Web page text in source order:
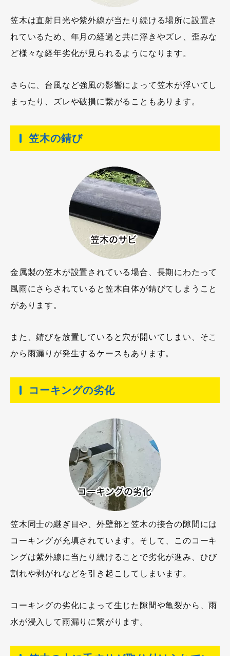
笠木は直射日光や紫外線が当たり続ける場所に設置さ
れているため、年月の経過と共に浮きやズレ、歪みな
ど様々な経年劣化が見られるようになります。
さらに、台風など強風の影響によって笠木が浮いてし
まったり、ズレや破損に繋がることもあります。
笠木の錆び
金属製の笠木が設置されている場合、長期にわたって
風雨にさらされていると笠木自体が錆びてしまうこと
があります。
また、錆びを放置していると穴が開いてしまい、そこ
から雨漏りが発生するケースもあります。
コーキングの劣化
笠木同士の継ぎ目や、外壁部と笠木の接合の隙間には
コーキングが充填されています。そして、このコーキ
ングは紫外線に当たり続けることで劣化が進み、ひび
割れや剥がれなどを引き起こしてしまいます。
コーキングの劣化によって生じた隙間や亀裂から、雨
水が浸入して雨漏りに繋がります。